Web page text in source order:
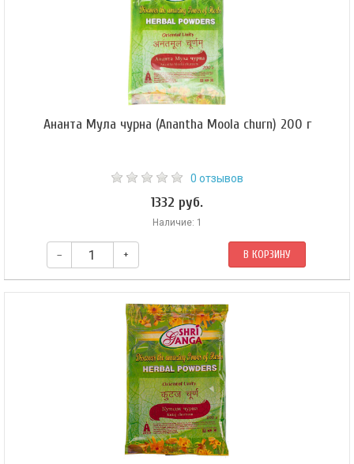
Ананта Мула чурна (Anantha Moola churn) 200 г
0 отзывов
1332 руб.
Наличие: 1
– + В КОРЗИНУ
Традиционно в Аюрведе Анантамул чурна применяется для
профилактики сердечно-сосудистых заболеваний, успокаивает
желудочно-кишечный тракт, помогая при газах, распирании живота,
пищевых расстройствах, спазмах, плюс это хорошее вяжущее средство
для исцеления всех воспаленных слизистых оболочек.